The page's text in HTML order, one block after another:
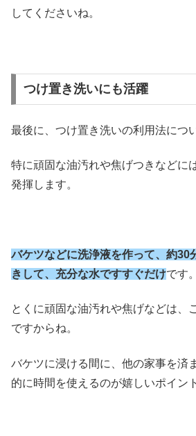
してくださいね。
つけ置き洗いにも活躍
最後に、つけ置き洗いの利用法につ
特に頑固な油汚れや焦げつきなどに
発揮します。
バケツなどに洗浄液を作って、約30
きして、充分な水ですすぐだけです。
とくに頑固な油汚れや焦げなどは、
ですからね。
バケツに浸ける間に、他の家事を済
的に時間を使えるのが嬉しいポイン